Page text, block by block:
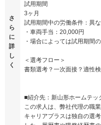
さ
ら
に
詳
し
く
試用期間
3ヶ月
試用期間中の労働条件：異
・車両手当：20,000円
・場合によっては試用期間
＜選考フロー＞
書類選考？一次面接？適性
■紹介先：新山形ホームテッ
この求人は、弊社代理の職業
キャリアプラスは独自の選